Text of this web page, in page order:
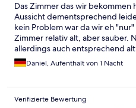
Das Zimmer das wir bekommen
Aussicht dementsprechend
kein Problem war da wir eh
Zimmer relativ alt, aber sauber.
allerdings auch entsprechend
sehr hart da diese lt. Auskunft
Nächte schon okay. Hotel an
Frühstück wünscht. Restaurant
allen gerne wieder
Daniel, Aufenthalt von 1 Nacht
Verifizierte Bewertung